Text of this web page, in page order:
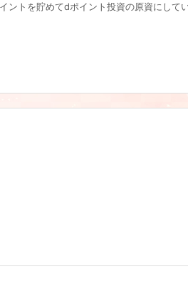
ントを貯めてdポイント投資の原資にして